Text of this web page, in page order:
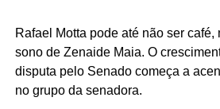
Rafael Motta pode até não ser café,
sono de Zenaide Maia. O
disputa pelo Senado começa a
no grupo da senadora.